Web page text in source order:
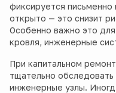
фиксируется
открыто — это снизит
Особенно важно это
кровля, инженерные
При капитальном
тщательно
инженерные узлы.